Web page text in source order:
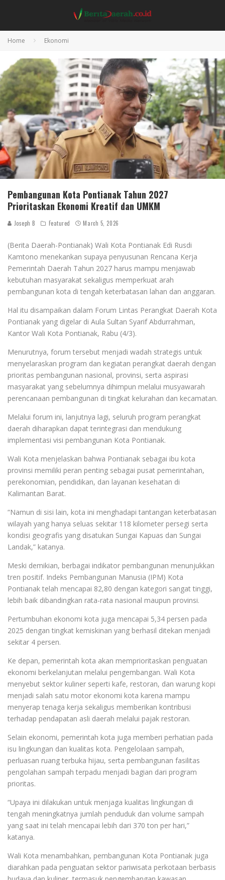
Home Ekonomi
Pembangunan Kota Pontianak Tahun 2027
Prioritaskan Ekonomi Kreatif dan UMKM
Joseph B Featured March 5, 2026
(Berita Daerah-Pontianak) Wali Kota Pontianak Edi Rusdi
Kamtono menekankan supaya penyusunan Rencana Kerja
Pemerintah Daerah Tahun 2027 harus mampu menjawab
kebutuhan masyarakat sekaligus memperkuat arah
pembangunan kota di tengah keterbatasan lahan dan anggaran.
Hal itu disampaikan dalam Forum Lintas Perangkat Daerah Kota
Pontianak yang digelar di Aula Sultan Syarif Abdurrahman,
Kantor Wali Kota Pontianak, Rabu (4/3).
Menurutnya, forum tersebut menjadi wadah strategis untuk
menyelaraskan program dan kegiatan perangkat daerah dengan
prioritas pembangunan nasional, provinsi, serta aspirasi
masyarakat yang sebelumnya dihimpun melalui musyawarah
perencanaan pembangunan di tingkat kelurahan dan kecamatan.
Melalui forum ini, lanjutnya lagi, seluruh program perangkat
daerah diharapkan dapat terintegrasi dan mendukung
implementasi visi pembangunan Kota Pontianak.
Wali Kota menjelaskan bahwa Pontianak sebagai ibu kota
provinsi memiliki peran penting sebagai pusat pemerintahan,
perekonomian, pendidikan, dan layanan kesehatan di
Kalimantan Barat.
“Namun di sisi lain, kota ini menghadapi tantangan keterbatasan
wilayah yang hanya seluas sekitar 118 kilometer persegi serta
kondisi geografis yang disatukan Sungai Kapuas dan Sungai
Landak,” katanya.
Meski demikian, berbagai indikator pembangunan menunjukkan
tren positif. Indeks Pembangunan Manusia (IPM) Kota
Pontianak telah mencapai 82,80 dengan kategori sangat tinggi,
lebih baik dibandingkan rata-rata nasional maupun provinsi.
Pertumbuhan ekonomi kota juga mencapai 5,34 persen pada
2025 dengan tingkat kemiskinan yang berhasil ditekan menjadi
sekitar 4 persen.
Ke depan, pemerintah kota akan memprioritaskan penguatan
ekonomi berkelanjutan melalui pengembangan. Wali Kota
menyebut sektor kuliner seperti kafe, restoran, dan warung kopi
menjadi salah satu motor ekonomi kota karena mampu
menyerap tenaga kerja sekaligus memberikan kontribusi
terhadap pendapatan asli daerah melalui pajak restoran.
Selain ekonomi, pemerintah kota juga memberi perhatian pada
isu lingkungan dan kualitas kota. Pengelolaan sampah,
perluasan ruang terbuka hijau, serta pembangunan fasilitas
pengolahan sampah terpadu menjadi bagian dari program
prioritas.
“Upaya ini dilakukan untuk menjaga kualitas lingkungan di
tengah meningkatnya jumlah penduduk dan volume sampah
yang saat ini telah mencapai lebih dari 370 ton per hari,”
katanya.
Wali Kota menambahkan, pembangunan Kota Pontianak juga
diarahkan pada penguatan sektor pariwisata perkotaan berbasis